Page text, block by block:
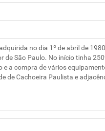
no dia 1º de abril de
de São Paulo. No início tinha
e a compra de vários
de Cachoeira Paulista e